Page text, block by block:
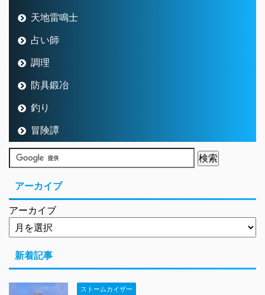
天地雷鳴士
占い師
調理
防具鍛冶
釣り
冒険譚
アーカイブ
アーカイブ
新着記事
ストームカイザー